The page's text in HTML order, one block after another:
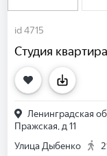
id 4715
Студия
Ленинградская
Пражская, д 11
Улица Дыбенко